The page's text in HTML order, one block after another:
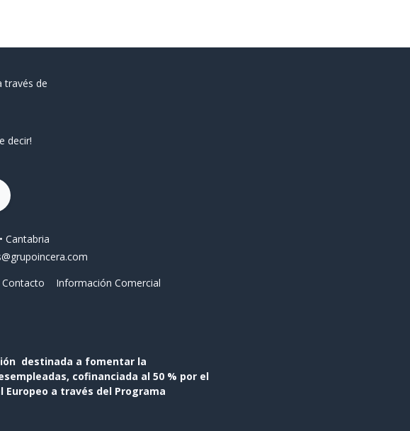
través de
decir!
Cantabria
Contacto Información Comercial
destinada a fomentar la
cofinanciada al 50 % por el
Europeo a través del Programa